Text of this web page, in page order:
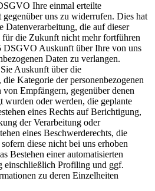
Ihre einmal erteilte
uns zu widerrufen. Dies hat
Datenverarbeitung, die auf dieser
die Zukunft nicht mehr fortführen
DSGVO Auskunft über Ihre von uns
Daten zu verlangen.
Auskunft über die
Kategorie der personenbezogenen
Empfängern, gegenüber denen
wurden oder werden, die geplante
eines Rechts auf Berichtigung,
der Verarbeitung oder
eines Beschwerderechts, die
diese nicht bei uns erhoben
Bestehen einer automatisierten
einschließlich Profiling und ggf.
zu deren Einzelheiten